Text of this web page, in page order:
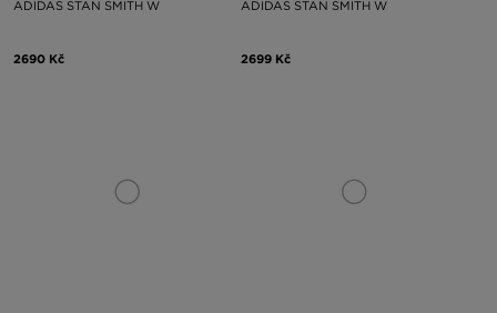
ADIDAS STAN SMITH W
2690 Kč
ADIDAS STAN SMITH W
2699 Kč